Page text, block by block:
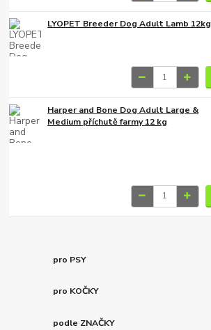
LYOPET Breeder Dog Adult Lamb 12kg
Harper and Bone Dog Adult Large &
Medium příchutě farmy 12 kg
pro PSY
pro KOČKY
podle ZNAČKY